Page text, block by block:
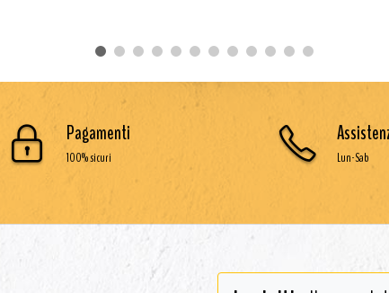
Pagamenti
100% sicuri Lun-Sab